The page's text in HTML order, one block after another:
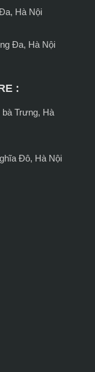
Hà Nội
Đa, Hà Nội
:
Trưng, Hà
Đô, Hà Nội